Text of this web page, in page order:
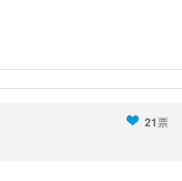
21票